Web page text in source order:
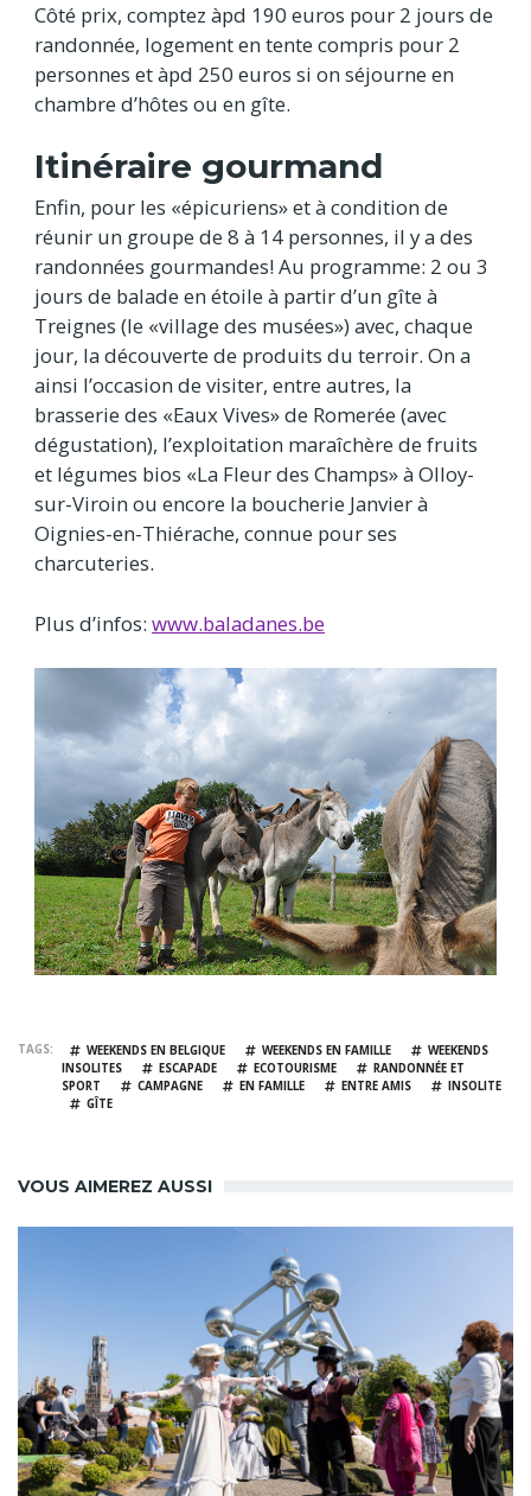
Côté prix, comptez àpd 190 euros pour 2 jours de
randonnée, logement en tente compris pour 2
personnes et àpd 250 euros si on séjourne en
chambre d’hôtes ou en gîte.
Itinéraire gourmand
Enfin, pour les «épicuriens» et à condition de
réunir un groupe de 8 à 14 personnes, il y a des
randonnées gourmandes! Au programme: 2 ou 3
jours de balade en étoile à partir d’un gîte à
Treignes (le «village des musées») avec, chaque
jour, la découverte de produits du terroir. On a
ainsi l’occasion de visiter, entre autres, la
brasserie des «Eaux Vives» de Romerée (avec
dégustation), l’exploitation maraîchère de fruits
et légumes bios «La Fleur des Champs» à Olloy-
sur-Viroin ou encore la boucherie Janvier à
Oignies-en-Thiérache, connue pour ses
charcuteries.
Plus d’infos: www.baladanes.be
TAGS WEEKENDS EN BELGIQUE WEEKENDS EN FAMILLE
WEEKENDS
INSOLITES
ESCAPADE ECOTOURISME
RANDONNÉE ET
SPORT
CAMPAGNE EN FAMILLE ENTRE AMIS
INSOLITE
GÎTE
VOUS AIMEREZ AUSSI